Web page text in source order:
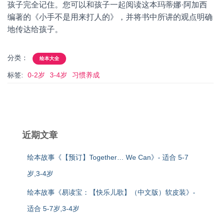
孩子完全记住。您可以和孩子一起阅读这本玛蒂娜·阿加西
编著的《小手不是用来打人的》，并将书中所讲的观点明确
地传达给孩子。
分类： 绘本大全
标签: 0-2岁 3-4岁 习惯养成
近期文章
绘本故事《【预订】Together… We Can》- 适合 5-7
岁,3-4岁
绘本故事《易读宝：【快乐儿歌】（中文版）软皮装》-
适合 5-7岁,3-4岁